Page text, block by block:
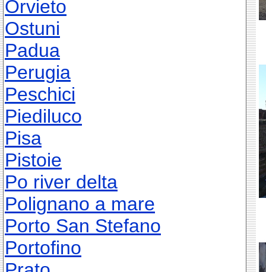
Orvieto
Ostuni
Padua
Perugia
Peschici
Piediluco
Pisa
Pistoie
Po river delta
Polignano a mare
Porto San Stefano
Portofino